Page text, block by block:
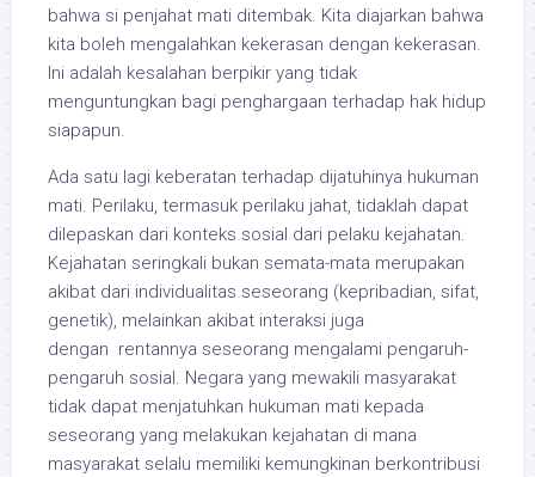
bahwa si penjahat mati ditembak. Kita diajarkan bahwa
kita boleh mengalahkan kekerasan dengan kekerasan.
Ini adalah kesalahan berpikir yang tidak
menguntungkan bagi penghargaan terhadap hak hidup
siapapun.
Ada satu lagi keberatan terhadap dijatuhinya hukuman
mati. Perilaku, termasuk perilaku jahat, tidaklah dapat
dilepaskan dari konteks sosial dari pelaku kejahatan.
Kejahatan seringkali bukan semata-mata merupakan
akibat dari individualitas seseorang (kepribadian, sifat,
genetik), melainkan akibat interaksi juga
dengan rentannya seseorang mengalami pengaruh-
pengaruh sosial. Negara yang mewakili masyarakat
tidak dapat menjatuhkan hukuman mati kepada
seseorang yang melakukan kejahatan di mana
masyarakat selalu memiliki kemungkinan berkontribusi